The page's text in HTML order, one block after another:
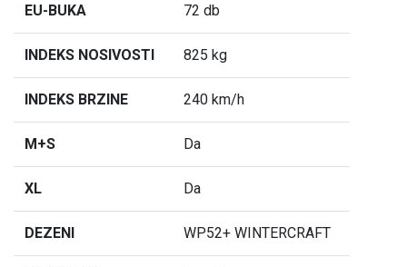
EU-BUKA 72 db
INDEKS NOSIVOSTI 825 kg
INDEKS BRZINE 240 km/h
M+S Da
XL Da
DEZENI WP52+ WINTERCRAFT